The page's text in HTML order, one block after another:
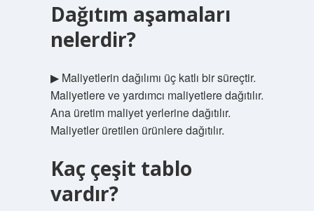
Dağıtım aşamaları
nelerdir?
▶ Maliyetlerin dağılımı üç katlı bir süreçtir.
Maliyetlere ve yardımcı maliyetlere dağıtılır.
Ana üretim maliyet yerlerine dağıtılır.
Maliyetler üretilen ürünlere dağıtılır.
Kaç çeşit tablo
vardır?